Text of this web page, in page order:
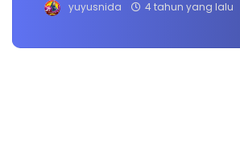
yuyusnida 4 tahun yang lalu